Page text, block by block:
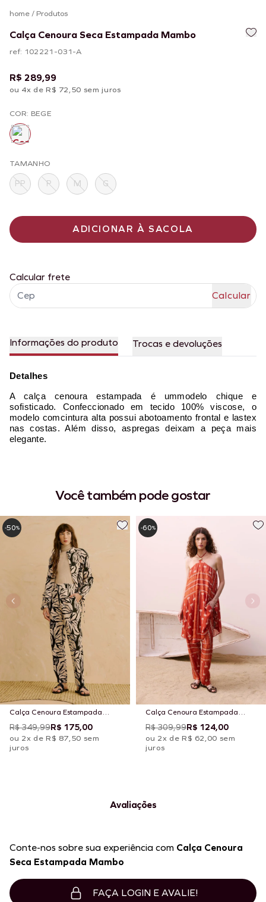
home/ Produtos
Calça Cenoura Seca Estampada Mambo
ref: 102221-031-A
R$ 289,99
ou 4x de R$ 72,50 sem juros
COR: BEGE
TAMANHO
PP P M G
ADICIONAR À SACOLA
Calcular frete
Informações do produto Trocas e devoluções
Detalhes
A calça cenoura estampada é ummodelo chique e
sofisticado. Confeccionado em tecido 100% viscose, o
modelo comcintura alta possui abotoamento frontal e lastex
nas costas. Além disso, aspregas deixam a peça mais
elegante.
Você também pode gostar
Calça Cenoura Estampada
Cacau Zebra
R$ 349,99R$ 175,00
ou 2x de R$ 87,50 sem
juros
-50%
Calça Cenoura Estampada
Tauari
R$ 309,99R$ 124,00
ou 2x de R$ 62,00 sem
juros
-60%
Avaliações
Conte-nos sobre sua experiência com Calça Cenoura
Seca Estampada Mambo
FAÇA LOGIN E AVALIE!